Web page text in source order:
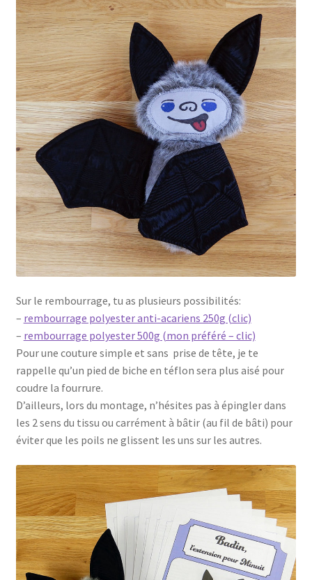
Sur le rembourrage, tu as plusieurs possibilités:
– rembourrage polyester anti-acariens 250g (clic)
– rembourrage polyester 500g (mon préféré – clic)
Pour une couture simple et sans prise de tête, je te
rappelle qu’un pied de biche en téflon sera plus aisé pour
coudre la fourrure.
D’ailleurs, lors du montage, n’hésites pas à épingler dans
les 2 sens du tissu ou carrément à bâtir (au fil de bâti) pour
éviter que les poils ne glissent les uns sur les autres.